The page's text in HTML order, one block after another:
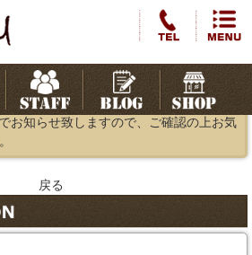
知らせ
2022.02.10
短縮する可能性がございます。その際は
お知らせ致しますので、ご確認の上お気
戻る